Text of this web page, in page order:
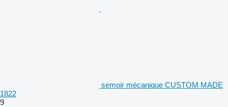
semoir mécanique CUSTOM MADE
1822
9